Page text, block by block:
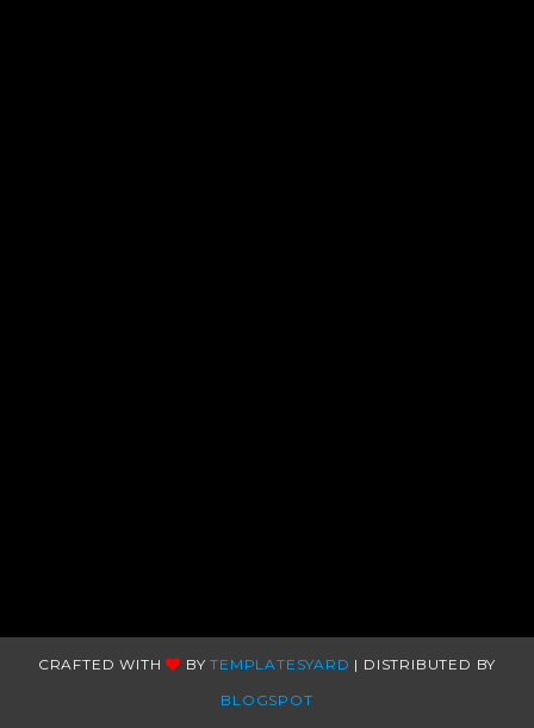
CRAFTED WITH BYTEMPLATESYARD | DISTRIBUTED BY
BLOGSPOT